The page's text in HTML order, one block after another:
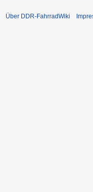
Über DDR-FahrradWiki